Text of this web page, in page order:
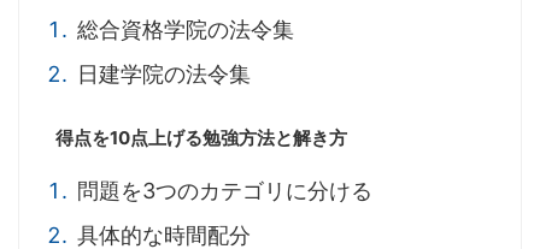
総合資格学院の法令集
日建学院の法令集
得点を10点上げる勉強方法と解き方
問題を3つのカテゴリに分ける
具体的な時間配分